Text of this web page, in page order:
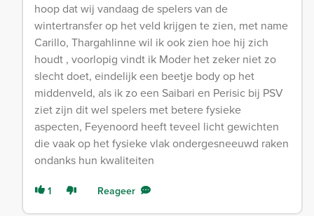
hoop dat wij vandaag de spelers van de
wintertransfer op het veld krijgen te zien, met name
Carillo, Thargahlinne wil ik ook zien hoe hij zich
houdt , voorlopig vindt ik Moder het zeker niet zo
slecht doet, eindelijk een beetje body op het
middenveld, als ik zo een Saibari en Perisic bij PSV
ziet zijn dit wel spelers met betere fysieke
aspecten, Feyenoord heeft teveel licht gewichten
die vaak op het fysieke vlak ondergesneeuwd raken
ondanks hun kwaliteiten
1 Reageer